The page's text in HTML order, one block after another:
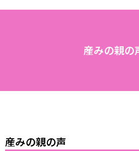
産みの親の
産みの親の声